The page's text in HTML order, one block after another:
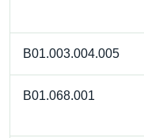
B01.003.004.005
B01.068.001